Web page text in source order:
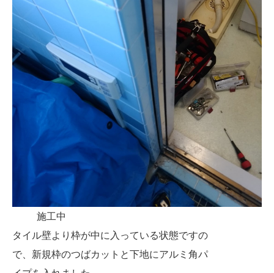
施工中
タイル壁より枠が中に入っている状態ですの
で、新規枠のつばカットと下地にアルミ角パ